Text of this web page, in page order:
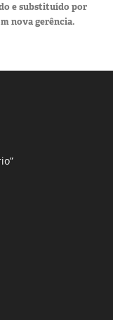
e substituído por
nova gerência.